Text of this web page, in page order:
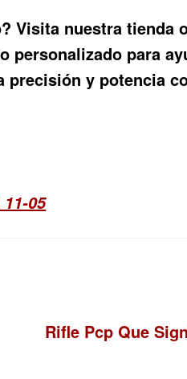
Visita nuestra tienda
personalizado para
precisión y potencia
11-05
Siguiente:
Rifle Pcp Que